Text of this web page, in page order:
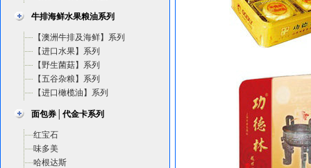
牛排海鲜水果粮油系列
【澳洲牛排及海鲜】系列
【进口水果】系列
【野生菌菇】系列
【五谷杂粮】系列
【进口橄榄油】系列
面包券│代金卡系列
红宝石
味多美
哈根达斯